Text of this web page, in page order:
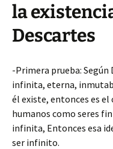
la
Descartes
-Primera prueba: Según
infinita, eterna,
él existe, entonces es el
humanos como seres
infinita, Entonces esa
ser infinito.